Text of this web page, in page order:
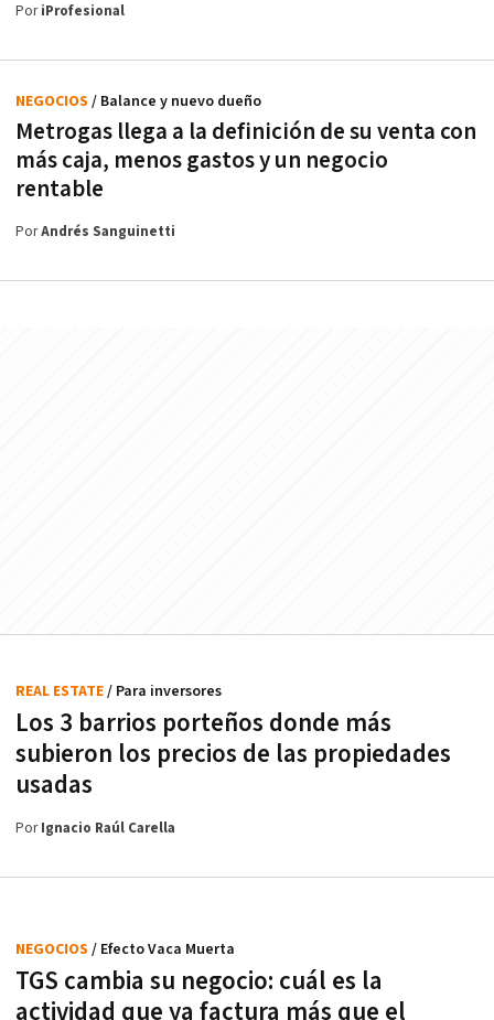
PoriProfesional
Metrogas llega a la definición de su venta con
más caja, menos gastos y un negocio
rentable
NEGOCIOS / Balance y nuevo dueño
PorAndrés Sanguinetti
Los 3 barrios porteños donde más
subieron los precios de las propiedades
usadas
REAL ESTATE/ Para inversores
PorIgnacio Raúl Carella
TGS cambia su negocio: cuál es la
actividad que ya factura más que el
NEGOCIOS / Efecto Vaca Muerta